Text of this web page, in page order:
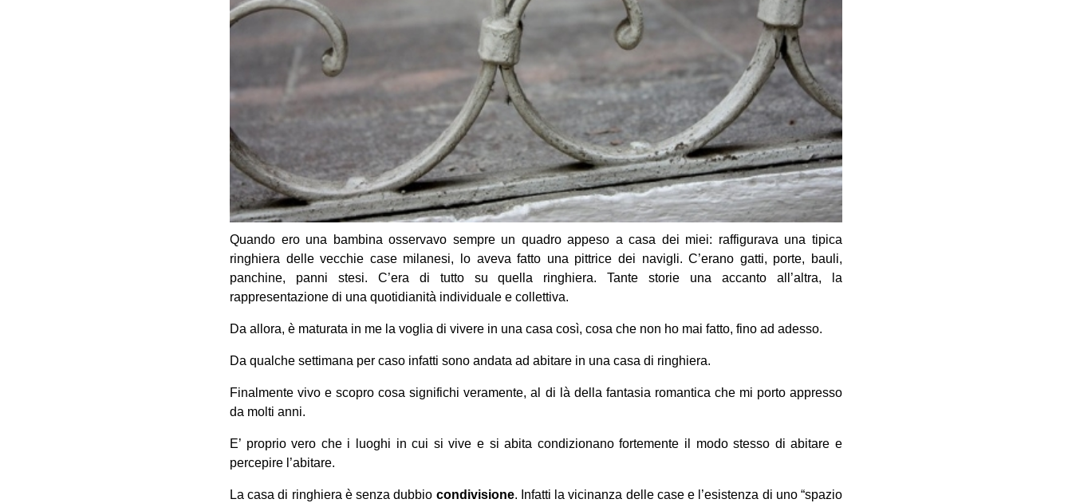
Quando ero una bambina osservavo sempre un quadro appeso a casa dei miei: raffigurava una tipica
ringhiera delle vecchie case milanesi, lo aveva fatto una pittrice dei navigli. C’erano gatti, porte, bauli,
panchine, panni stesi. C’era di tutto su quella ringhiera. Tante storie una accanto all’altra, la
rappresentazione di una quotidianità individuale e collettiva.
Da allora, è maturata in me la voglia di vivere in una casa così, cosa che non ho mai fatto, fino ad adesso.
Da qualche settimana per caso infatti sono andata ad abitare in una casa di ringhiera.
Finalmente vivo e scopro cosa significhi veramente, al di là della fantasia romantica che mi porto appresso
da molti anni.
E’ proprio vero che i luoghi in cui si vive e si abita condizionano fortemente il modo stesso di abitare e
percepire l’abitare.
La casa di ringhiera è senza dubbio condivisione. Infatti la vicinanza delle case e l’esistenza di uno “spazio